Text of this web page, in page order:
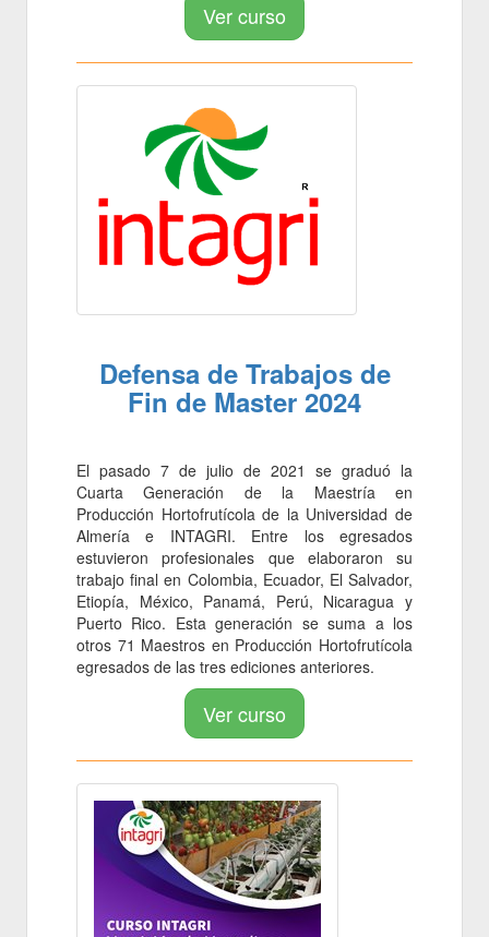
Ver curso
Defensa de Trabajos de
Fin de Master 2024
El pasado 7 de julio de 2021 se graduó la
Cuarta Generación de la Maestría en
Producción Hortofrutícola de la Universidad de
Almería e INTAGRI. Entre los egresados
estuvieron profesionales que elaboraron su
trabajo final en Colombia, Ecuador, El Salvador,
Etiopía, México, Panamá, Perú, Nicaragua y
Puerto Rico. Esta generación se suma a los
otros 71 Maestros en Producción Hortofrutícola
egresados de las tres ediciones anteriores.
Ver curso